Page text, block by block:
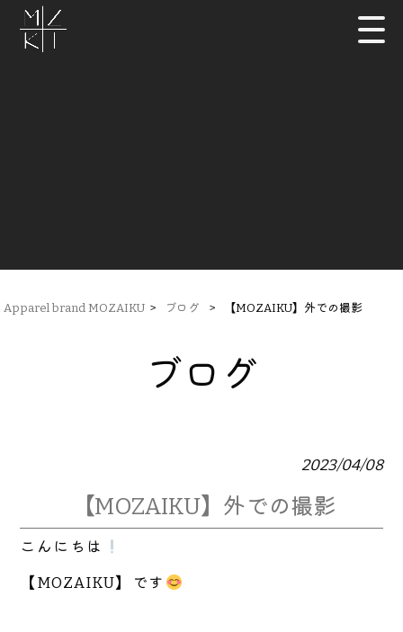
Apparel brand MOZAIKU > ブログ > 【MOZAIKU】外での撮影
ブログ
2023/04/08
【MOZAIKU】外での撮影
こんにちは
【MOZAIKU】です